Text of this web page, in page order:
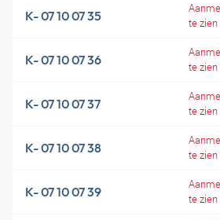
K- 07 10 07 35
te zien
K- 07 10 07 36
te zien
K- 07 10 07 37
te zien
K- 07 10 07 38
te zien
K- 07 10 07 39
te zien